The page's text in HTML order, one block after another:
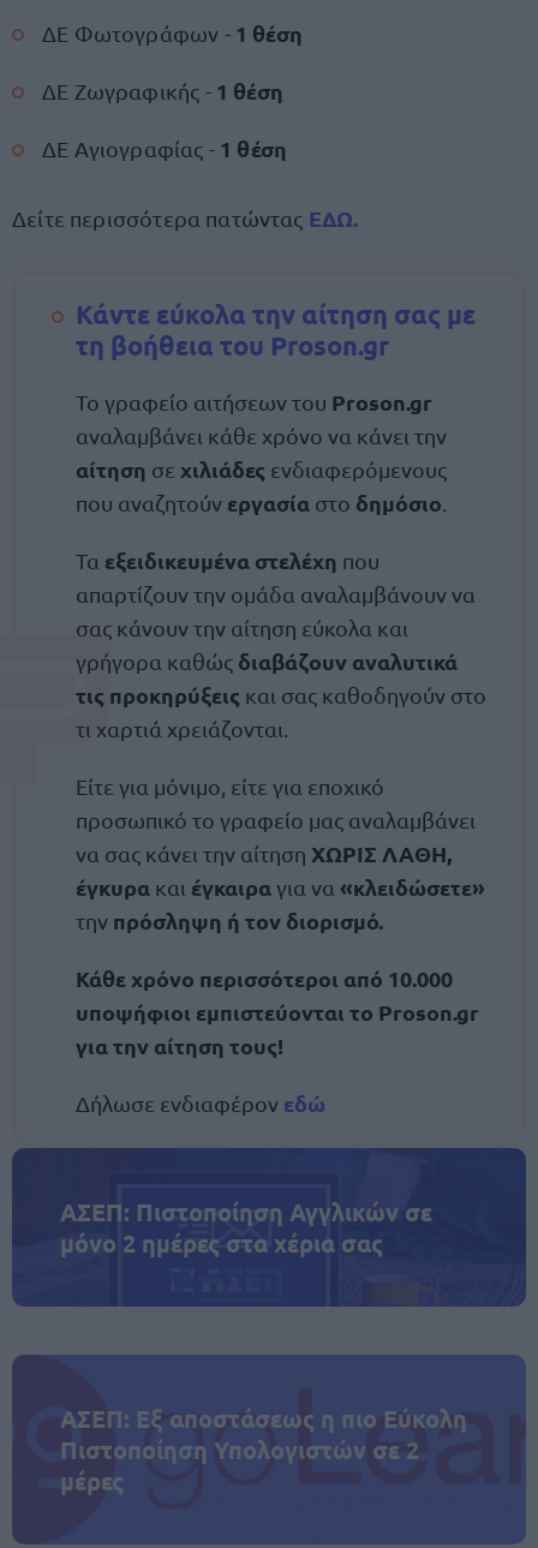
ΔΕ Φωτογράφων - 1 θέση
ΔΕ Ζωγραφικής - 1 θέση
ΔΕ Αγιογραφίας - 1 θέση
Δείτε περισσότερα πατώντας ΕΔΩ.
Κάντε εύκολα την αίτηση σας με
τη βοήθεια του Proson.gr
Το γραφείο αιτήσεων του Proson.gr
αναλαμβάνει κάθε χρόνο να κάνει την
αίτηση σε χιλιάδες ενδιαφερόμενους
που αναζητούν εργασία στο δημόσιο
Τα εξειδικευμένα στελέχη που
απαρτίζουν την ομάδα αναλαμβάνουν να
σας κάνουν την αίτηση εύκολα και
γρήγορα καθώς διαβάζουν αναλυτικά
τις προκηρύξεις και σας καθοδηγούν στο
τι χαρτιά χρειάζονται.
Είτε για μόνιμο, είτε για εποχικό
προσωπικό το γραφείο μας αναλαμβάνει
να σας κάνει την αίτηση ΧΩΡΙΣ ΛΑΘΗ,
έγκυρα και έγκαιραγια να «κλειδώσετε»
την πρόσληψη ή τον διορισμό.
Κάθε χρόνο περισσότεροι από 10.000
υποψήφιοι εμπιστεύονται το Proson.gr
για την αίτηση τους!
Δήλωσε ενδιαφέρον εδώ
ΑΣΕΠ: Πιστοποίηση Αγγλικών σε
μόνο 2 ημέρες στα χέρια σας
ΑΣΕΠ: Εξ αποστάσεως η πιο Εύκολη
Πιστοποίηση Υπολογιστών σε 2
μέρες